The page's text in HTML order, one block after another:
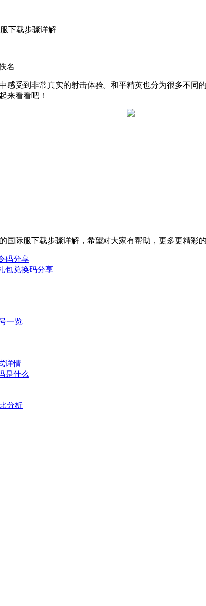
下载步骤详解
名
感受到非常真实的射击体验。和平精英也分为很多不
来看看吧！
国际服下载步骤详解，希望对大家有帮助，更多更精彩
码分享
包兑换码分享
一览
详情
是什么
分析